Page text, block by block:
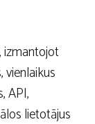
izmantojot
API,
lietotājus